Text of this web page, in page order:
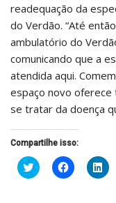
readequação da
do Verdão. “Até
ambulatório do
comunicando que a
atendida aqui.
espaço novo oferece
se tratar da doença
Compartilhe isso:
Clique
para
Clique
para